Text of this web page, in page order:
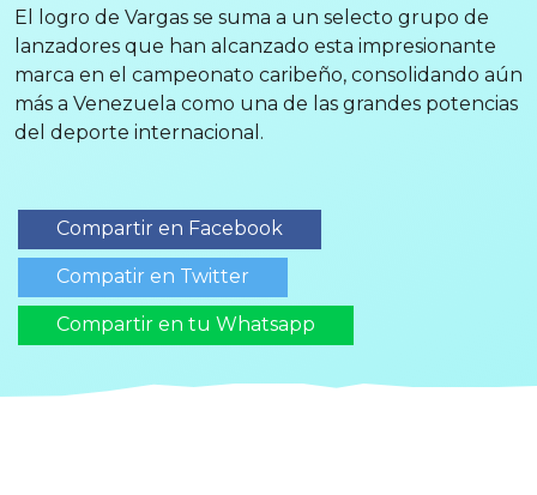
El logro de Vargas se suma a un selecto grupo de
lanzadores que han alcanzado esta impresionante
marca en el campeonato caribeño, consolidando aún
más a Venezuela como una de las grandes potencias
del deporte internacional.
Compartir en Facebook
Compatir en Twitter
Compartir en tu Whatsapp